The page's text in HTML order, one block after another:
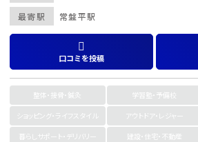
最寄駅 常盤平駅
口コミを投稿
整体・接骨・鍼灸 学習塾・予備校
ショッピング・ライフスタイル
アウトドア・レジャー
暮らしサポート・デリバリー
建設・住宅・不動産